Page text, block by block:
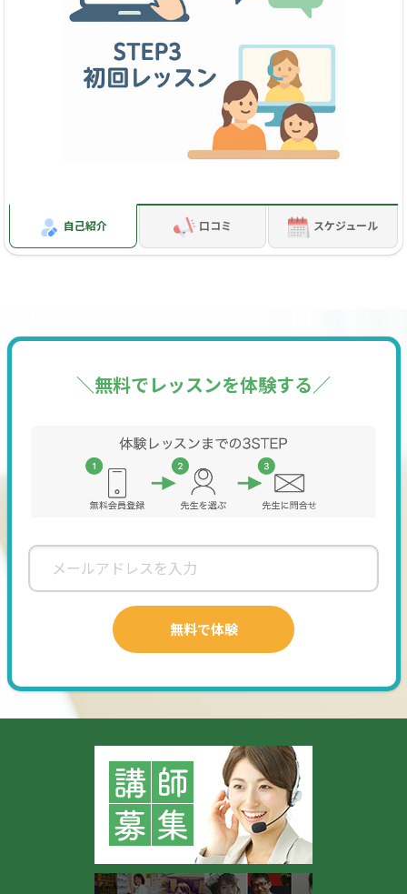
楽しく会話や英文法を身につけていきます。
使用教材---こちらでご用意するフラッシュカード または英
語学習サイト、市販教材の場合は 「Let’s go（4th edition）」
（OXFORD)
☆中学生：中学英語の基本を学びましょう！ 文法をメイ
ンにしつつ、習った内容で会話もできるようにしていきます。
使用教材---「とってもやさしい英語 中学〇年 新装版」
（旺文社）1~3年生まで
（小学生の中学英語の先取り学習にもGoodです。イラス
☆高校生：入試対策に、応用可能な力をつけていきましょ
いきましょう。以下の市販テキストのどれかと、英語学習サイ
使用教材---
語彙-「DUO 3.0」（アイシーピー）
「英単語ピーナッツほどおいしいものはない」（南
文法-「高校総合英語 Harvest」（桐原書店）
「Basic Grammar in Use」「Grammar in Use
Intermediate」（CAMBRIDGE）
イントネーションも習得していきましょう。
♪文字・単語のレベルで---「英語の発音が正しくなる
本」（ナツメ社）
♪文章のレベルでも---「DUO 3.0」（アイシーピー）
（高校英語講座で紹介しましたが、発音の練習にも良いテキ
自己紹介 口コミ スケジュール
＼無料でレッスンを体験する／